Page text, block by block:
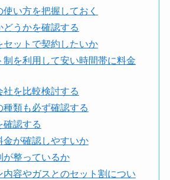
使い方を把握しておく
どうかを確認する
セットで契約したいか
制を利用して安い時間帯に料金
社を比較検討する
種類も必ず確認する
確認する
金が確認しやすいか
が整っているか
内容やガスとのセット割につい